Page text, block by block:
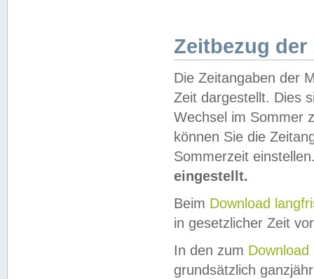
Zeitbezug der
Die Zeitangaben der
Zeit dargestellt. Dies
Wechsel im Sommer
können Sie die
Sommerzeit
eingestellt.
Beim Download
in gesetzlicher Zeit
In den zum Download
grundsätzlich